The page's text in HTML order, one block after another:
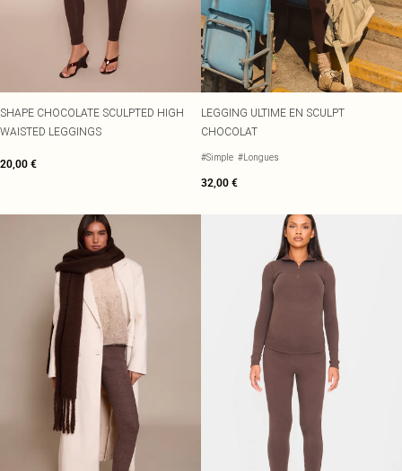
SHAPE CHOCOLATE SCULPTED HIGH
WAISTED LEGGINGS
20,00 €
LEGGING ULTIME EN SCULPT
CHOCOLAT
#Simple #Longues
32,00 €